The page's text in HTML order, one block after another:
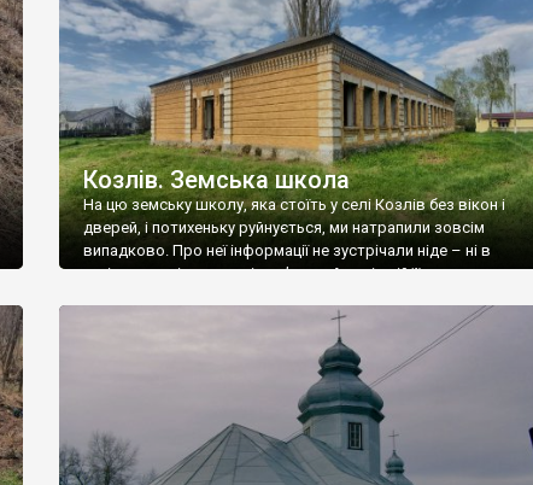
Козлів. Земська школа
На цю земську школу, яка стоїть у селі Козлів без вікон і
дверей, і потихеньку руйнується, ми натрапили зовсім
випадково. Про неї інформації не зустрічали ніде – ні в
путівниках, ні в реєстрі пам’яток. А нинішній її стан – заслуга
вікна, вийняли двері й покинули на повільну […]